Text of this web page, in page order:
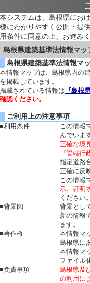
本システムは、島根県にお
様にわかりやすく公開・提
用条件に同意の上、お進みく
島根県建築基準法情報マッ
島根県建築基準法情報マ
本情報マップは、島根県内の
を掲載しています。
掲載されている情報は 『島根
確認ください。
ご利用上の注意事項
■利用条件
この情報
んでいま
正確な境
『管轄行
指定道路
正確に反
この情報
示、証明
ください。
■背景図
背景とし
新の情報
ます。
■著作権
本情報マ
島根県に
本情報マ
ファイル
■免責事項
島根県及
の利用に